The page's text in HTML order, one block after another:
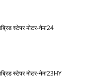
स्टेपर मोटर-नेमा24
स्टेपर मोटर-नेमा23HY